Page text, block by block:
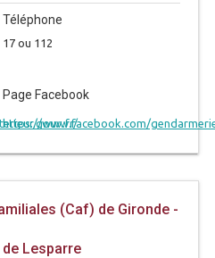
Téléphone
17 ou 112
Page Facebook
https://www.facebook.com/
(Caf) de Gironde -
Lesparre